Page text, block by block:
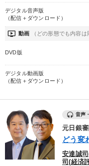
デジタル音声版
（配信＋ダウンロード）
ondemand_video 動画 （どの形態でも内容は
DVD版
デジタル動画版
（配信＋ダウンロード）
音声
元日銀
どう変
安達誠
司(経済